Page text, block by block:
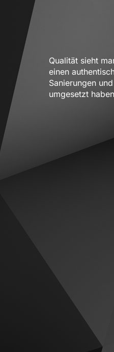
Qualität sieht
einen
Sanierungen
umgesetzt